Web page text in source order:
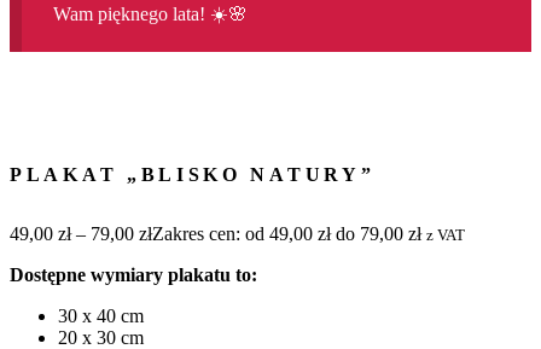
Wam pięknego lata! ☀️🌸
PLAKAT „BLISKO NATURY”
49,00 zł – 79,00 złZakres cen: od 49,00 zł do 79,00 zł z VAT
Dostępne wymiary plakatu to:
30 x 40 cm
20 x 30 cm